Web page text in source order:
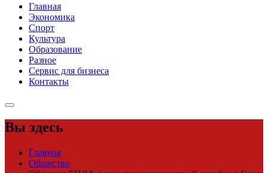
Главная
Экономика
Спорт
Культура
Образование
Разное
Сервис для бизнеса
Контакты
Вы здесь
Главная
Общество